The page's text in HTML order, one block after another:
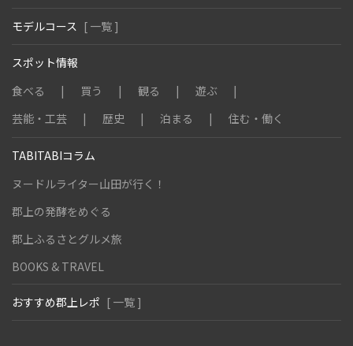
モデルコース [ 一覧 ]
スポット情報
食べる
買う 観る
遊ぶ
芸能・工芸
歴史 泊まる 住む・働く
TABITABIコラム
ヌードルライター山田が行く！
郡上の発酵をめぐる
郡上ふるさとグルメ旅
BOOKS & TRAVEL
おすすめ郡上レポ [ 一覧 ]